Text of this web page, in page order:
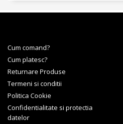
Cum comand?
Cum platesc?
Returnare Produse
Termeni si conditii
Politica Cookie
Confidentialitate si protectia
datelor